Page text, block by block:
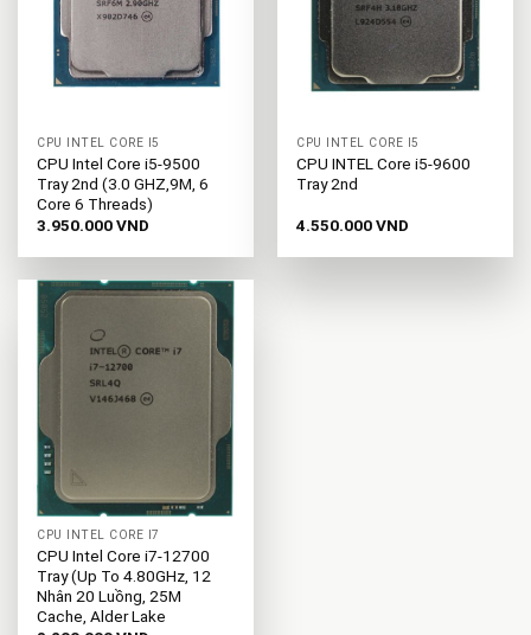
CPU INTEL CORE I5
CPU Intel Core i5-9500
Tray 2nd (3.0 GHZ,9M, 6
Core 6 Threads)
3.950.000VND
CPU INTEL CORE I5
CPU INTEL Core i5-9600
Tray 2nd
4.550.000VND
CPU INTEL CORE I7
CPU Intel Core i7-12700
Tray (Up To 4.80GHz, 12
Nhân 20 Luồng, 25M
Cache, Alder Lake